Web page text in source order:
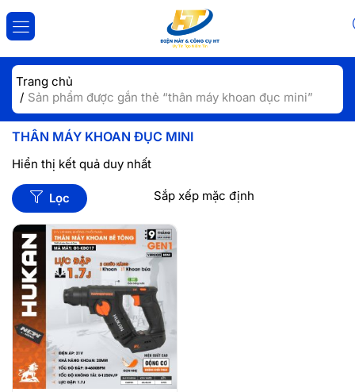
Nhập tài khoản và mật khẩu để đăng nhập.
Lưu đăng nhập
Đăng Nhập
Quên mật khẩu?
Trang chủ
Sản phẩm được gắn thẻ “thân máy khoan đục mini”
THÂN MÁY KHOAN ĐỤC MINI
Hiển thị kết quả duy nhất
Lọc